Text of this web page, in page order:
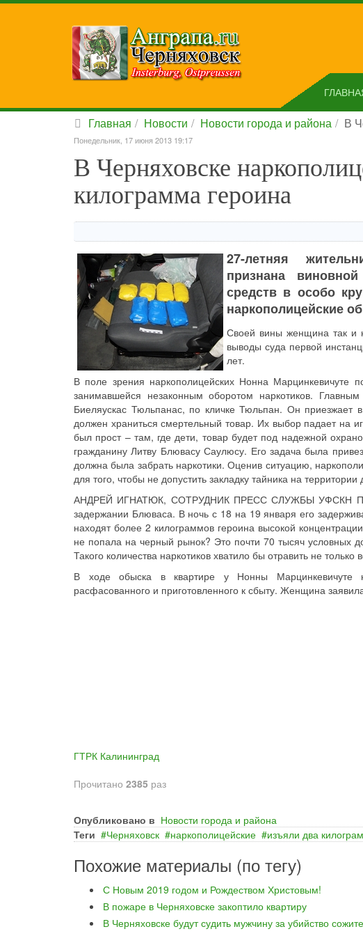
Главная Новости Новости города и района В
Понедельник, 17 июня 2013 19:17
В Черняховске
килограмма героина
27-летняя
признана
средств в особо
наркополицейские
Своей вины женщина так и
выводы суда первой
лет.
В поле зрения наркополицейских Нонна Марцинкевичуте
занимавшейся незаконным оборотом наркотиков.
Биеляускас Тюльпанас, по кличке Тюльпан. Он
должен храниться смертельный товар. Их выбор падает на
был прост – там, где дети, товар будет под надежной
гражданину Литву Блювасу Саулюсу. Его задача была
должна была забрать наркотики. Оценив ситуацию,
для того, чтобы не допустить закладку тайника на территории
АНДРЕЙ ИГНАТЮК, СОТРУДНИК ПРЕСС СЛУЖБЫ УФСКН
задержании Блюваса. В ночь с 18 на 19 января его
находят более 2 килограммов героина высокой
не попала на черный рынок? Это почти 70 тысяч условных
Такого количества наркотиков хватило бы отравить не только
В ходе обыска в квартире у Нонны Марцинкевичуте
расфасованного и приготовленного к сбыту. Женщина
ГТРК Калининград
Прочитано 2385 раз
Опубликовано в Новости города и района
Теги
Черняховск наркополицейские изъяли два
Похожие материалы (по тегу)
С Новым 2019 годом и Рождеством Христовым!
В пожаре в Черняховске закоптило квартиру
В Черняховске будут судить мужчину за убийство